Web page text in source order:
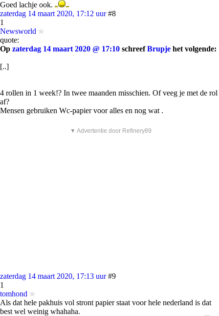
Goed lachje ook.
zaterdag 14 maart 2020, 17:12 uur #8
1
Newsworld
quote:
Op zaterdag 14 maart 2020 @ 17:10 schreefBrupje het volgende:
[..]
4 rollen in 1 week!? In twee maanden misschien. Of veeg je met de rol
af?
Mensen gebruiken Wc-papier voor alles en nog wat .
▼ Advertentie door Refinery89
zaterdag 14 maart 2020, 17:13 uur #9
1
tomhond
Als dat hele pakhuis vol stront papier staat voor hele nederland is dat
best wel weinig whahaha.